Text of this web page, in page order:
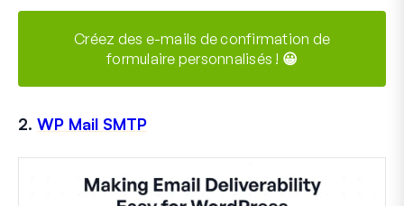
Créez des e-mails de confirmation de
formulaire personnalisés ! 😀
2. WP Mail SMTP